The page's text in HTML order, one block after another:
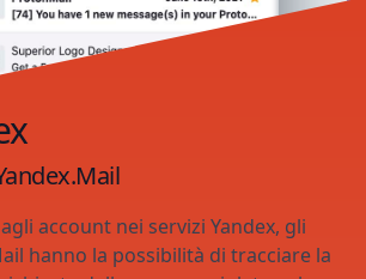
account nei servizi Yandex, gli
hanno la possibilità di tracciare la